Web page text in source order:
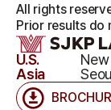
U.S.
Asia
All rights
Prior results do